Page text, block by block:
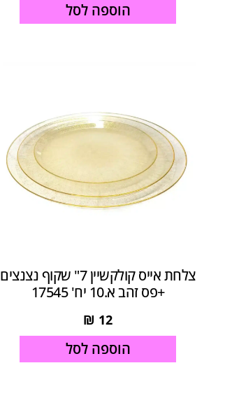
הוספה לסל
צלחת אייס קולקשיין 7" שקוף נצנצים
+פס זהב א.10 יח' 17545
12
₪
הוספה לסל